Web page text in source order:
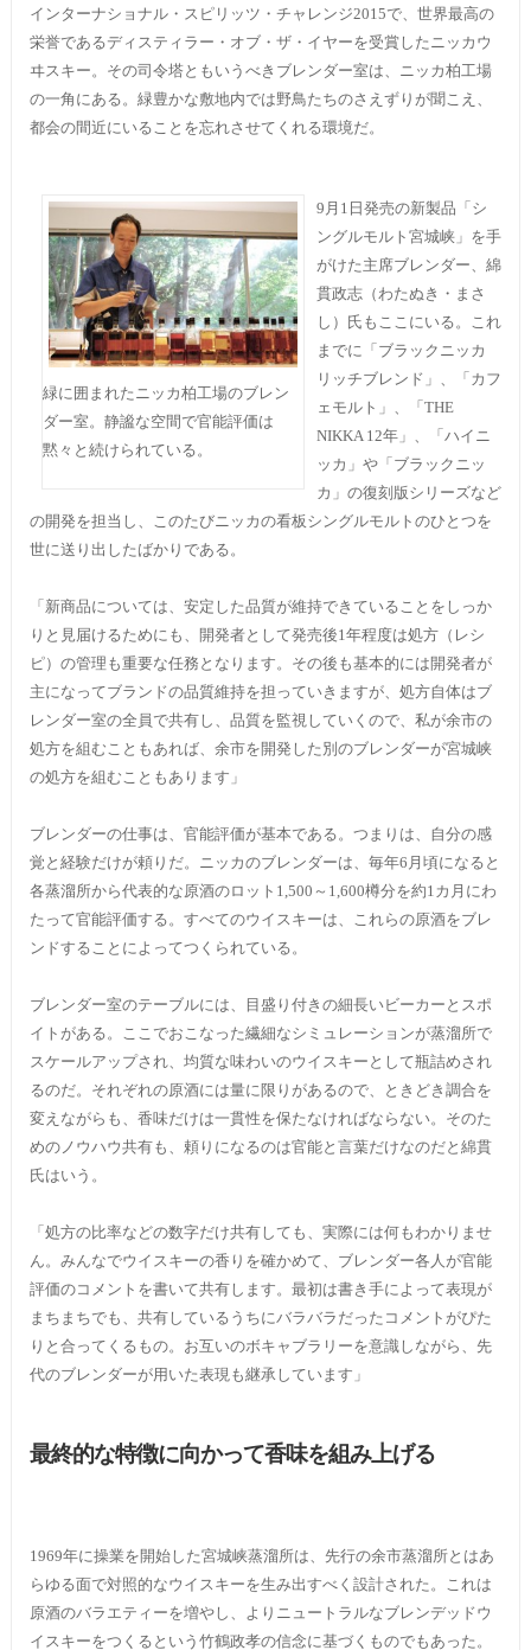
インターナショナル・スピリッツ・チャレンジ2015で、世界最高の
栄誉であるディスティラー・オブ・ザ・イヤーを受賞したニッカウ
ヰスキー。その司令塔ともいうべきブレンダー室は、ニッカ柏工場
の一角にある。緑豊かな敷地内では野鳥たちのさえずりが聞こえ、
都会の間近にいることを忘れさせてくれる環境だ。
緑に囲まれたニッカ柏工場のブレン
ダー室。静謐な空間で官能評価は
黙々と続けられている。
9月1日発売の新製品「シ
ングルモルト宮城峡」を手
がけた主席ブレンダー、綿
貫政志（わたぬき・まさ
し）氏もここにいる。これ
までに「ブラックニッカ
リッチブレンド」、「カフ
ェモルト」、「THE
NIKKA 12年」、「ハイニ
ッカ」や「ブラックニッ
カ」の復刻版シリーズなど
の開発を担当し、このたびニッカの看板シングルモルトのひとつを
世に送り出したばかりである。
「新商品については、安定した品質が維持できていることをしっか
りと見届けるためにも、開発者として発売後1年程度は処方（レシ
ピ）の管理も重要な任務となります。その後も基本的には開発者が
主になってブランドの品質維持を担っていきますが、処方自体はブ
レンダー室の全員で共有し、品質を監視していくので、私が余市の
処方を組むこともあれば、余市を開発した別のブレンダーが宮城峡
の処方を組むこともあります」
ブレンダーの仕事は、官能評価が基本である。つまりは、自分の感
覚と経験だけが頼りだ。ニッカのブレンダーは、毎年6月頃になると
各蒸溜所から代表的な原酒のロット1,500～1,600樽分を約1カ月にわ
たって官能評価する。すべてのウイスキーは、これらの原酒をブレ
ンドすることによってつくられている。
ブレンダー室のテーブルには、目盛り付きの細長いビーカーとスポ
イトがある。ここでおこなった繊細なシミュレーションが蒸溜所で
スケールアップされ、均質な味わいのウイスキーとして瓶詰めされ
るのだ。それぞれの原酒には量に限りがあるので、ときどき調合を
変えながらも、香味だけは一貫性を保たなければならない。そのた
めのノウハウ共有も、頼りになるのは官能と言葉だけなのだと綿貫
氏はいう。
「処方の比率などの数字だけ共有しても、実際には何もわかりませ
ん。みんなでウイスキーの香りを確かめて、ブレンダー各人が官能
評価のコメントを書いて共有します。最初は書き手によって表現が
まちまちでも、共有しているうちにバラバラだったコメントがぴた
りと合ってくるもの。お互いのボキャブラリーを意識しながら、先
代のブレンダーが用いた表現も継承しています」
最終的な特徴に向かって香味を組み上げる
1969年に操業を開始した宮城峡蒸溜所は、先行の余市蒸溜所とはあ
らゆる面で対照的なウイスキーを生み出すべく設計された。これは
原酒のバラエティーを増やし、よりニュートラルなブレンデッドウ
イスキーをつくるという竹鶴政孝の信念に基づくものでもあった。